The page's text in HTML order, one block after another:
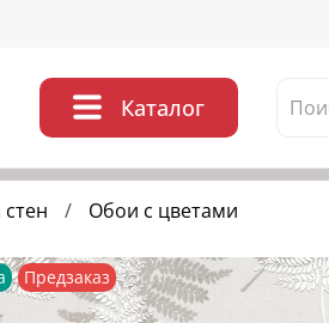
Каталог
Обои с цветами
Предзаказ